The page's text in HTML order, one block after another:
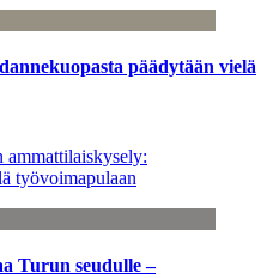
päädytään vielä
työvoimapulaan
Turun seudulle –